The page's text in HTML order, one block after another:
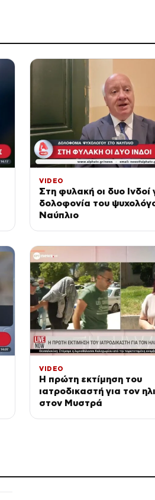
VIDEO
Στη φυλακή οι δυο Ινδοί
δολοφονία του
Ναύπλιο
VIDEO
Η πρώτη εκτίμηση του
ιατροδικαστή για τον
στον Μυστρά